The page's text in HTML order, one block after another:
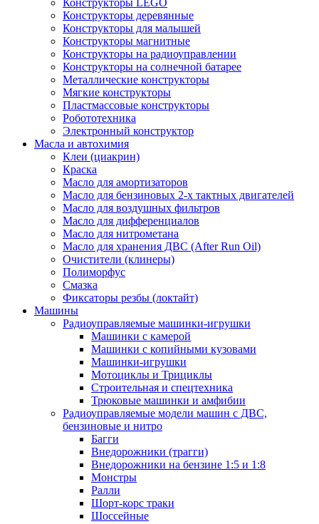
Конструкторы LEGO
Конструкторы деревянные
Конструкторы для малышей
Конструкторы магнитные
Конструкторы на радиоуправлении
Конструкторы на солнечной батарее
Металлические конструкторы
Мягкие конструкторы
Пластмассовые конструкторы
Робототехника
Электронный конструктор
Масла и автохимия
Клеи (циакрин)
Краска
Масло для амортизаторов
Масло для бензиновых 2-х тактных двигателей
Масло для воздушных фильтров
Масло для дифференциалов
Масло для нитрометана
Масло для хранения ДВС (After Run Oil)
Очистители (клинеры)
Полиморфус
Смазка
Фиксаторы резбы (локтайт)
Машины
Радиоуправляемые машинки-игрушки
Машинки с камерой
Машинки с копийными кузовами
Машинки-игрушки
Мотоциклы и Трициклы
Строительная и спецтехника
Трюковые машинки и амфибии
Радиоуправляемые модели машин с ДВС,
бензиновые и нитро
Багги
Внедорожники (трагги)
Внедорожники на бензине 1:5 и 1:8
Монстры
Ралли
Шорт-корс траки
Шоссейные